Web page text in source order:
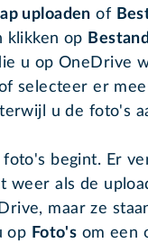
uploaden of
klikken op
u op OneDrive
selecteer er
u de foto's
begint. Er
weer als de
maar ze
op Foto's om een